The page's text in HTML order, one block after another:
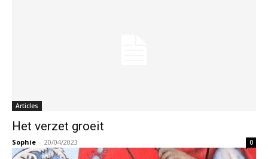
Articles
Het verzet groeit
Sophie - 20/04/2023 0